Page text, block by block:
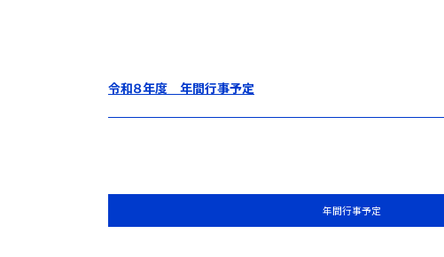
令和８年度 年間行事予定
年間行事予定